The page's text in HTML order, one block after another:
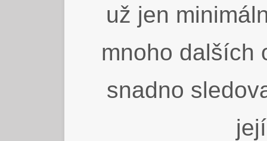
už jen
mnoho dalších
snadno